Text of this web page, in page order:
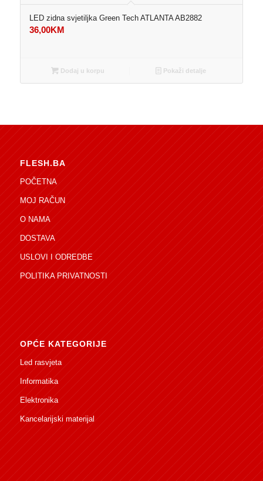
LED zidna svjetiljka Green Tech ATLANTA AB2882
36,00KM
Dodaj u korpu Pokaži detalje
FLESH.BA
POČETNA
MOJ RAČUN
O NAMA
DOSTAVA
USLOVI I ODREDBE
POLITIKA PRIVATNOSTI
OPĆE KATEGORIJE
Led rasvjeta
Informatika
Elektronika
Kancelarijski materijal